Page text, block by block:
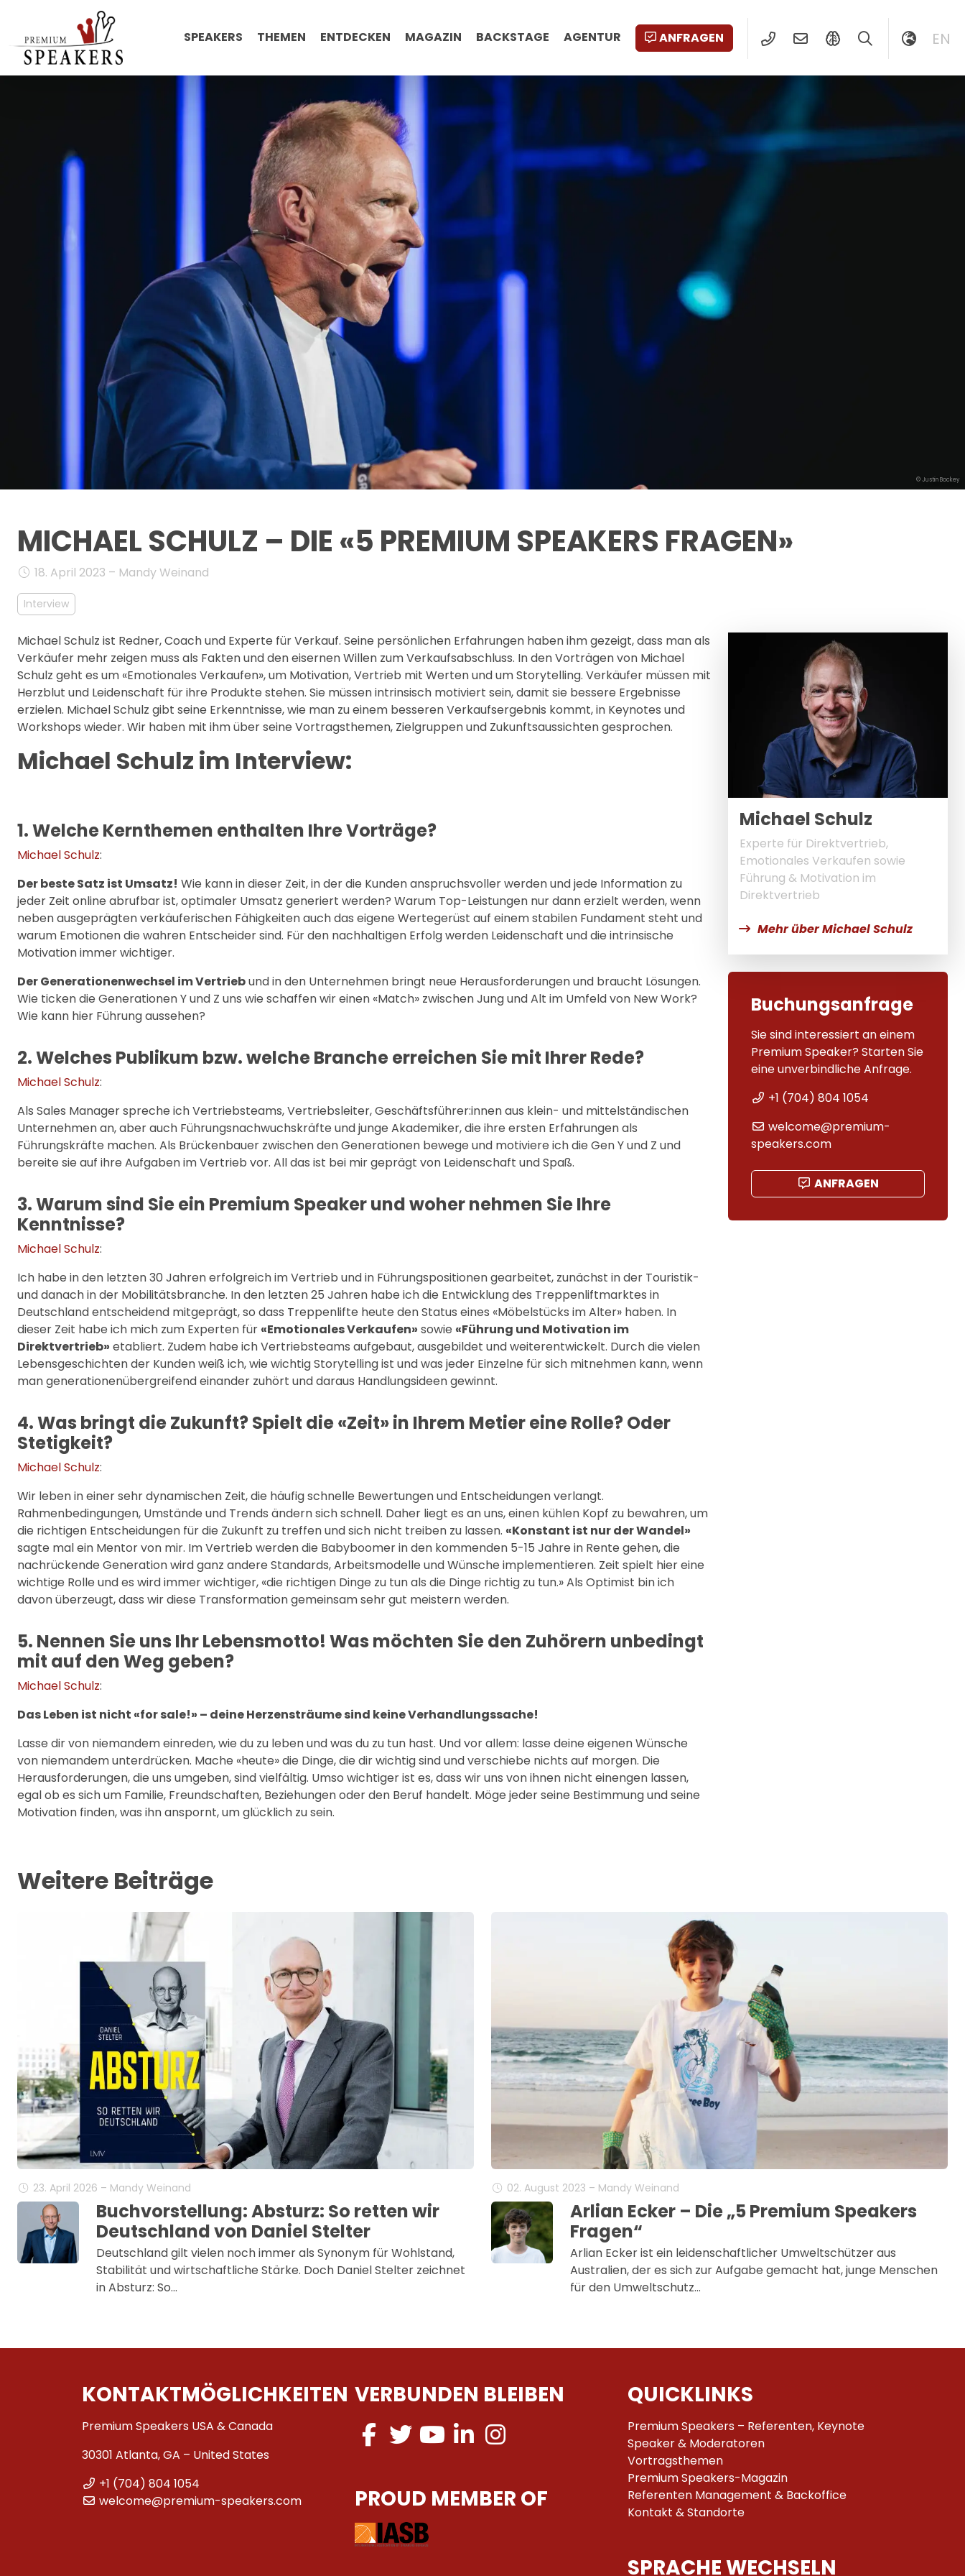
SPEAKERS THEMEN ENTDECKEN MAGAZIN BACKSTAGE AGENTUR ANFRAGEN EN
© Justin Bockey
MICHAEL SCHULZ – DIE «5 PREMIUM SPEAKERS FRAGEN»
18. April 2023 – Mandy Weinand
Interview
Michael Schulz ist Redner, Coach und Experte für Verkauf. Seine persönlichen Erfahrungen haben ihm gezeigt, dass man als
Verkäufer mehr zeigen muss als Fakten und den eisernen Willen zum Verkaufsabschluss. In den Vorträgen von Michael
Schulz geht es um «Emotionales Verkaufen», um Motivation, Vertrieb mit Werten und um Storytelling. Verkäufer müssen mit
Herzblut und Leidenschaft für ihre Produkte stehen. Sie müssen intrinsisch motiviert sein, damit sie bessere Ergebnisse
erzielen. Michael Schulz gibt seine Erkenntnisse, wie man zu einem besseren Verkaufsergebnis kommt, in Keynotes und
Workshops wieder. Wir haben mit ihm über seine Vortragsthemen, Zielgruppen und Zukunftsaussichten gesprochen.
Michael Schulz im Interview:
1. Welche Kernthemen enthalten Ihre Vorträge?
Michael Schulz:
Der beste Satz ist Umsatz! Wie kann in dieser Zeit, in der die Kunden anspruchsvoller werden und jede Information zu
jeder Zeit online abrufbar ist, optimaler Umsatz generiert werden? Warum Top-Leistungen nur dann erzielt werden, wenn
neben ausgeprägten verkäuferischen Fähigkeiten auch das eigene Wertegerüst auf einem stabilen Fundament steht und
warum Emotionen die wahren Entscheider sind. Für den nachhaltigen Erfolg werden Leidenschaft und die intrinsische
Motivation immer wichtiger.
Der Generationenwechsel im Vertriebund in den Unternehmen bringt neue Herausforderungen und braucht Lösungen.
Wie ticken die Generationen Y und Z uns wie schaffen wir einen «Match» zwischen Jung und Alt im Umfeld von New Work?
Wie kann hier Führung aussehen?
2. Welches Publikum bzw. welche Branche erreichen Sie mit Ihrer Rede?
Michael Schulz:
Als Sales Manager spreche ich Vertriebsteams, Vertriebsleiter, Geschäftsführer:innen aus klein- und mittelständischen
Unternehmen an, aber auch Führungsnachwuchskräfte und junge Akademiker, die ihre ersten Erfahrungen als
Führungskräfte machen. Als Brückenbauer zwischen den Generationen bewege und motiviere ich die Gen Y und Z und
bereite sie auf ihre Aufgaben im Vertrieb vor. All das ist bei mir geprägt von Leidenschaft und Spaß.
3. Warum sind Sie ein Premium Speaker und woher nehmen Sie Ihre
Kenntnisse?
Michael Schulz:
Ich habe in den letzten 30 Jahren erfolgreich im Vertrieb und in Führungspositionen gearbeitet, zunächst in der Touristik-
und danach in der Mobilitätsbranche. In den letzten 25 Jahren habe ich die Entwicklung des Treppenliftmarktes in
Deutschland entscheidend mitgeprägt, so dass Treppenlifte heute den Status eines «Möbelstücks im Alter» haben. In
dieser Zeit habe ich mich zum Experten für «Emotionales Verkaufen» sowie «Führung und Motivation im
Direktvertrieb» etabliert. Zudem habe ich Vertriebsteams aufgebaut, ausgebildet und weiterentwickelt. Durch die vielen
Lebensgeschichten der Kunden weiß ich, wie wichtig Storytelling ist und was jeder Einzelne für sich mitnehmen kann, wenn
man generationenübergreifend einander zuhört und daraus Handlungsideen gewinnt.
4. Was bringt die Zukunft? Spielt die «Zeit» in Ihrem Metier eine Rolle? Oder
Stetigkeit?
Michael Schulz:
Wir leben in einer sehr dynamischen Zeit, die häufig schnelle Bewertungen und Entscheidungen verlangt.
Rahmenbedingungen, Umstände und Trends ändern sich schnell. Daher liegt es an uns, einen kühlen Kopf zu bewahren, um
die richtigen Entscheidungen für die Zukunft zu treffen und sich nicht treiben zu lassen. «Konstant ist nur der Wandel»
sagte mal ein Mentor von mir. Im Vertrieb werden die Babyboomer in den kommenden 5-15 Jahre in Rente gehen, die
nachrückende Generation wird ganz andere Standards, Arbeitsmodelle und Wünsche implementieren. Zeit spielt hier eine
wichtige Rolle und es wird immer wichtiger, «die richtigen Dinge zu tun als die Dinge richtig zu tun.» Als Optimist bin ich
davon überzeugt, dass wir diese Transformation gemeinsam sehr gut meistern werden.
5. Nennen Sie uns Ihr Lebensmotto! Was möchten Sie den Zuhörern unbedingt
mit auf den Weg geben?
Michael Schulz:
Das Leben ist nicht «for sale!» – deine Herzensträume sind keine Verhandlungssache!
Lasse dir von niemandem einreden, wie du zu leben und was du zu tun hast. Und vor allem: lasse deine eigenen Wünsche
von niemandem unterdrücken. Mache «heute» die Dinge, die dir wichtig sind und verschiebe nichts auf morgen. Die
Herausforderungen, die uns umgeben, sind vielfältig. Umso wichtiger ist es, dass wir uns von ihnen nicht einengen lassen,
egal ob es sich um Familie, Freundschaften, Beziehungen oder den Beruf handelt. Möge jeder seine Bestimmung und seine
Motivation finden, was ihn anspornt, um glücklich zu sein.
Michael Schulz
Experte für Direktvertrieb,
Emotionales Verkaufen sowie
Führung & Motivation im
Direktvertrieb
Mehr über Michael Schulz
Buchungsanfrage
Sie sind interessiert an einem
Premium Speaker? Starten Sie
eine unverbindliche Anfrage.
+1 (704) 804 1054
welcome@premium-
speakers.com
ANFRAGEN
Weitere Beiträge
23. April 2026 – Mandy Weinand
Buchvorstellung: Absturz: So retten wir
Deutschland von Daniel Stelter
Deutschland gilt vielen noch immer als Synonym für Wohlstand,
Stabilität und wirtschaftliche Stärke. Doch Daniel Stelter zeichnet
in Absturz: So…
02. August 2023 – Mandy Weinand
Arlian Ecker – Die „5 Premium Speakers
Fragen“
Arlian Ecker ist ein leidenschaftlicher Umweltschützer aus
Australien, der es sich zur Aufgabe gemacht hat, junge Menschen
für den Umweltschutz…
KONTAKTMÖGLICHKEITEN
Premium Speakers USA & Canada
30301 Atlanta, GA – United States
+1 (704) 804 1054
welcome@premium-speakers.com
VERBUNDEN BLEIBEN
PROUD MEMBER OF
QUICKLINKS
Premium Speakers – Referenten, Keynote
Speaker & Moderatoren
Vortragsthemen
Premium Speakers-Magazin
Referenten Management & Backoffice
Kontakt & Standorte
SPRACHE WECHSELN